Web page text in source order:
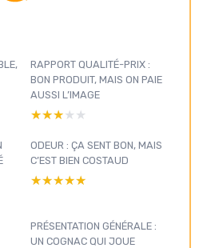
RAPPORT QUALITÉ-PRIX :
BON PRODUIT, MAIS ON PAIE
AUSSI L’IMAGE
★★★★★
★★★★★
ODEUR : ÇA SENT BON, MAIS
C’EST BIEN COSTAUD
★★★★★
★★★★★
PRÉSENTATION GÉNÉRALE :
UN COGNAC QUI JOUE